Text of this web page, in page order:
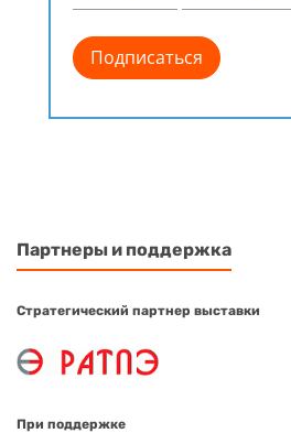
Партнеры и поддержка
Стратегический партнер выставки
При поддержке